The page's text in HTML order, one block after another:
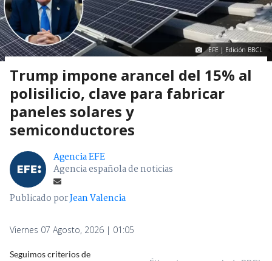
EFE | Edición BBCL
Trump impone arancel del 15% al
polisilicio, clave para fabricar
paneles solares y
semiconductores
Agencia EFE
Agencia española de noticias
Publicado porJean Valencia
Viernes 07 Agosto, 2026 | 01:05
Seguimos criterios de